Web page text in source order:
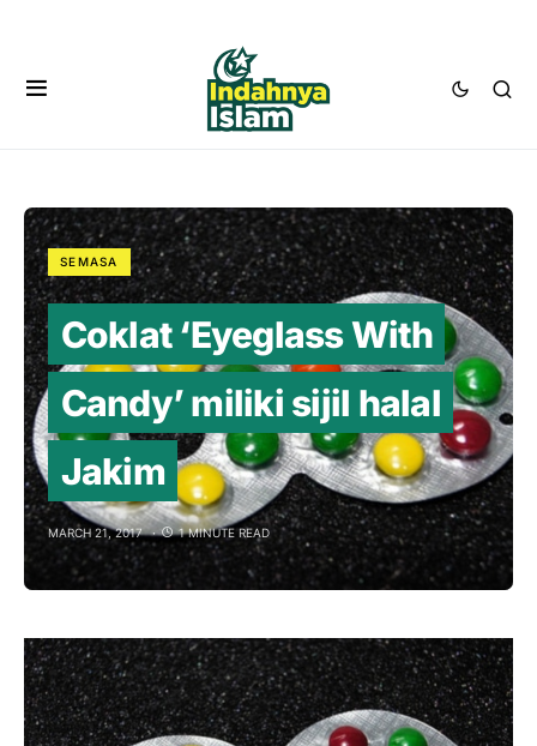
SEMASA
Coklat ‘Eyeglass With
Candy’ miliki sijil halal
Jakim
MARCH 21, 2017 1 MINUTE READ